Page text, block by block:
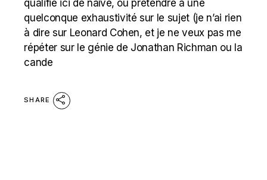
qualifie ici de naïve, ou prétendre à une
quelconque exhaustivité sur le sujet (je n’ai rien
à dire sur Leonard Cohen, et je ne veux pas me
répéter sur le génie de Jonathan Richman ou la
cande
SHARE